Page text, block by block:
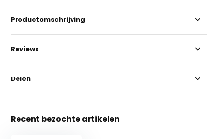
Productomschrijving
Reviews
Delen
Recent bezochte artikelen